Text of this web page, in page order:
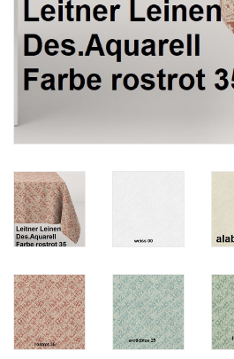
Kinder
Geschenkideen und
Angebote
Geprüfter Webshop